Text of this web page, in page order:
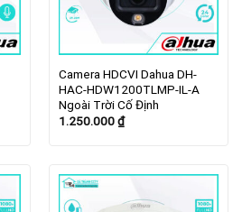
Camera HDCVI Dahua DH-
HAC-HDW1200TLMP-IL-A
Ngoài Trời Cố Định
1.250.000₫